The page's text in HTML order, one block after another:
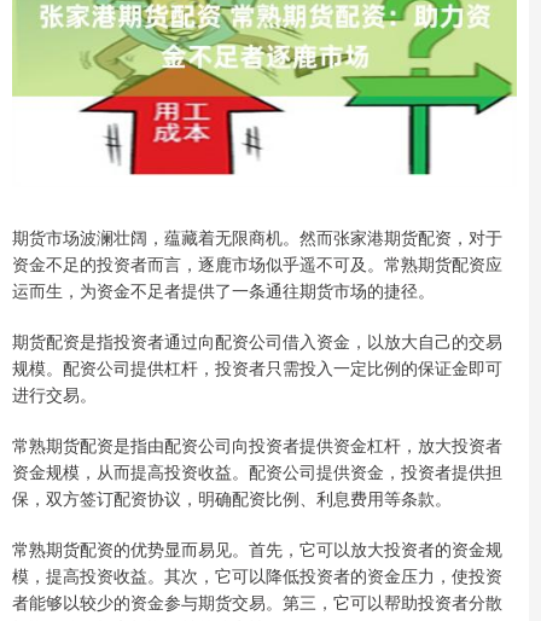
期货市场波澜壮阔，蕴藏着无限商机。然而张家港期货配资，对于
资金不足的投资者而言，逐鹿市场似乎遥不可及。常熟期货配资应
运而生，为资金不足者提供了一条通往期货市场的捷径。
期货配资是指投资者通过向配资公司借入资金，以放大自己的交易
规模。配资公司提供杠杆，投资者只需投入一定比例的保证金即可
进行交易。
常熟期货配资是指由配资公司向投资者提供资金杠杆，放大投资者
资金规模，从而提高投资收益。配资公司提供资金，投资者提供担
保，双方签订配资协议，明确配资比例、利息费用等条款。
常熟期货配资的优势显而易见。首先，它可以放大投资者的资金规
模，提高投资收益。其次，它可以降低投资者的资金压力，使投资
者能够以较少的资金参与期货交易。第三，它可以帮助投资者分散